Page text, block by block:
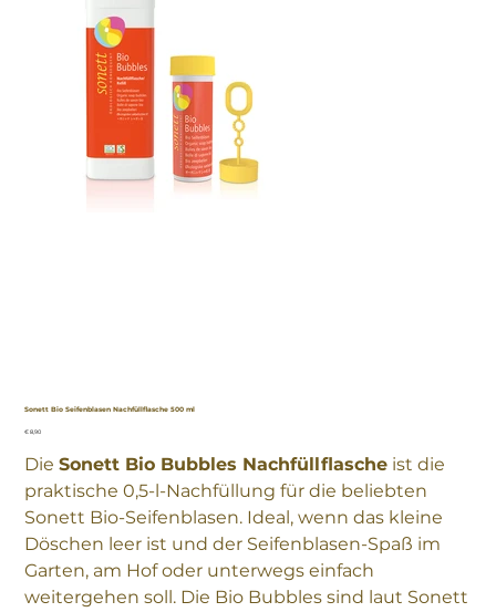
Sonett Bio Seifenblasen Nachfüllflasche 500 ml
Preis
€ 8,90
DieSonett Bio Bubbles Nachfüllflasche ist die
praktische 0,5-l-Nachfüllung für die beliebten
Sonett Bio-Seifenblasen. Ideal, wenn das kleine
Döschen leer ist und der Seifenblasen-Spaß im
Garten, am Hof oder unterwegs einfach
weitergehen soll. Die Bio Bubbles sind laut Sonett